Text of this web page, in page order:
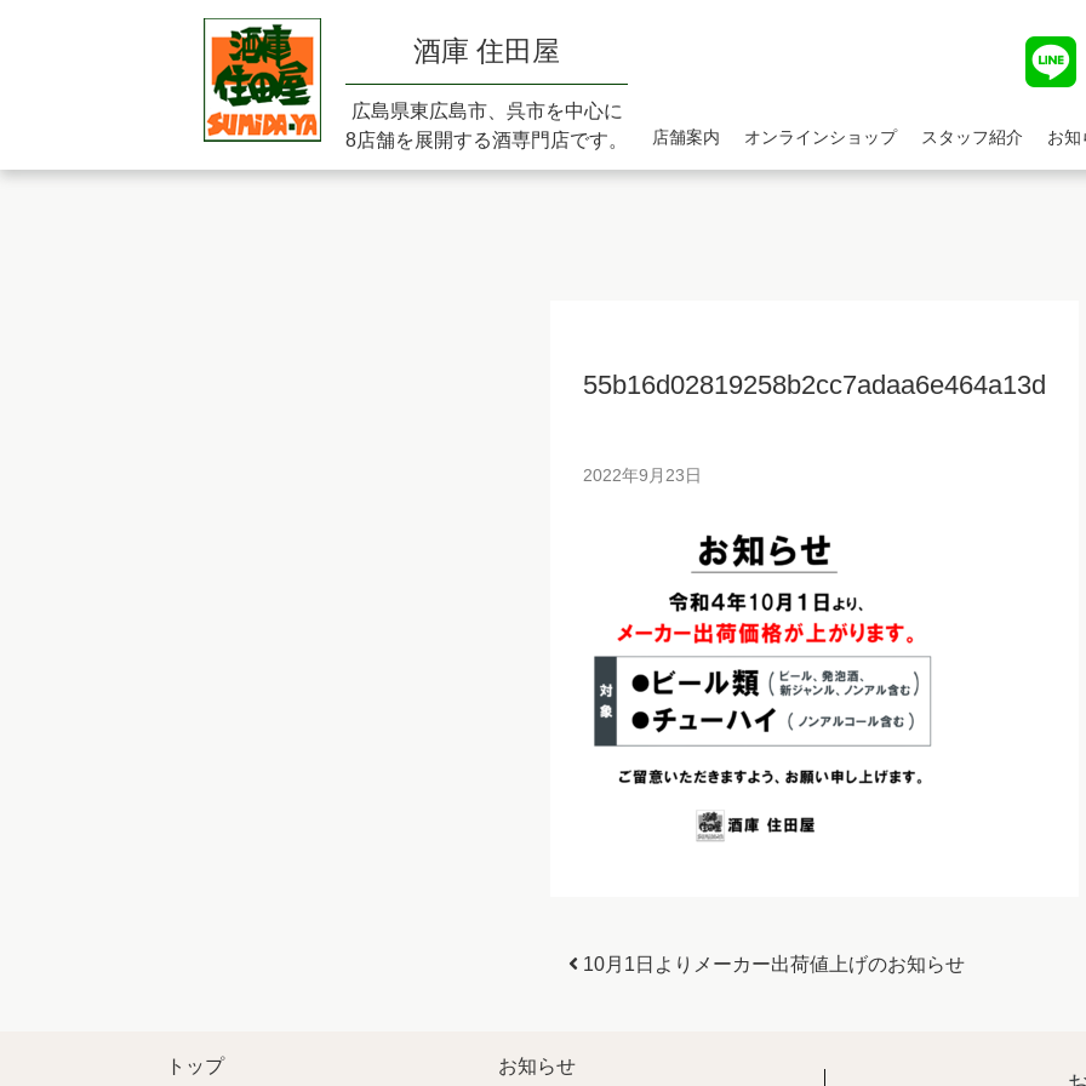
酒庫 住田屋
広島県東広島市、呉市を中心に
8店舗を展開する酒専門店です。
店舗案内 オンラインショップ スタッフ紹介 お知
55b16d02819258b2cc7adaa6e464a13d
2022年9月23日
投稿ナビゲーション
10月1日よりメーカー出荷値上げのお知らせ
トップ お知らせ